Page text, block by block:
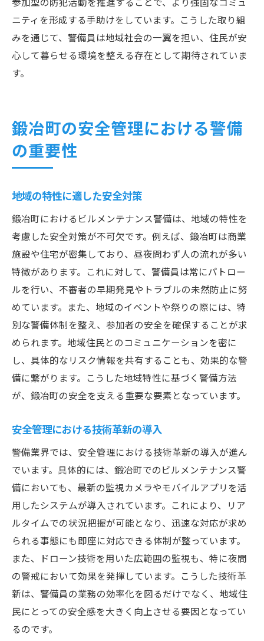
ニティを形成する手助けをしています。こうした取り組
みを通じて、警備員は地域社会の一翼を担い、住民が安
心して暮らせる環境を整える存在として期待されていま
す。
鍛冶町の安全管理における警備
の重要性
地域の特性に適した安全対策
鍛冶町におけるビルメンテナンス警備は、地域の特性を
考慮した安全対策が不可欠です。例えば、鍛冶町は商業
施設や住宅が密集しており、昼夜問わず人の流れが多い
特徴があります。これに対して、警備員は常にパトロー
ルを行い、不審者の早期発見やトラブルの未然防止に努
めています。また、地域のイベントや祭りの際には、特
別な警備体制を整え、参加者の安全を確保することが求
められます。地域住民とのコミュニケーションを密に
し、具体的なリスク情報を共有することも、効果的な警
備に繋がります。こうした地域特性に基づく警備方法
が、鍛冶町の安全を支える重要な要素となっています。
安全管理における技術革新の導入
警備業界では、安全管理における技術革新の導入が進ん
でいます。具体的には、鍛冶町でのビルメンテナンス警
備においても、最新の監視カメラやモバイルアプリを活
用したシステムが導入されています。これにより、リア
ルタイムでの状況把握が可能となり、迅速な対応が求め
られる事態にも即座に対応できる体制が整っています。
また、ドローン技術を用いた広範囲の監視も、特に夜間
の警戒において効果を発揮しています。こうした技術革
新は、警備員の業務の効率化を図るだけでなく、地域住
民にとっての安全感を大きく向上させる要因となってい
るのです。